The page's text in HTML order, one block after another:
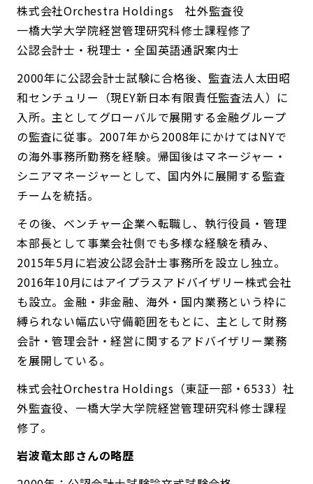
株式会社Orchestra Holdings 社外監査役
一橋大学大学院経営管理研究科修士課程修了
公認会計士・税理士・全国英語通訳案内士
2000年に公認会計士試験に合格後、監査法人太田昭
和センチュリー（現EY新日本有限責任監査法人）に
入所。主としてグローバルで展開する金融グループ
の監査に従事。2007年から2008年にかけてはNYで
の海外事務所勤務を経験。帰国後はマネージャー・
シニアマネージャーとして、国内外に展開する監査
チームを統括。
その後、ベンチャー企業へ転職し、執行役員・管理
本部長として事業会社側でも多様な経験を積み、
2015年5月に岩波公認会計士事務所を設立し独立。
2016年10月にはアイプラスアドバイザリー株式会社
も設立。金融・非金融、海外・国内業務という枠に
縛られない幅広い守備範囲をもとに、主として財務
会計・管理会計・経営に関するアドバイザリー業務
を展開している。
株式会社Orchestra Holdings（東証一部・6533）社
外監査役、一橋大学大学院経営管理研究科修士課程
修了。
岩波竜太郎さんの略歴